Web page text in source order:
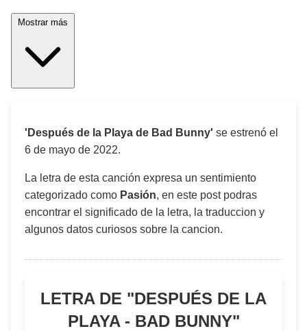
'Después de la Playa de Bad Bunny' se estrenó el
6 de mayo de 2022.
La letra de esta canción expresa un sentimiento
categorizado como Pasión, en este post podras
encontrar el significado de la letra, la traduccion y
algunos datos curiosos sobre la cancion.
LETRA DE "DESPUÉS DE LA
PLAYA - BAD BUNNY"